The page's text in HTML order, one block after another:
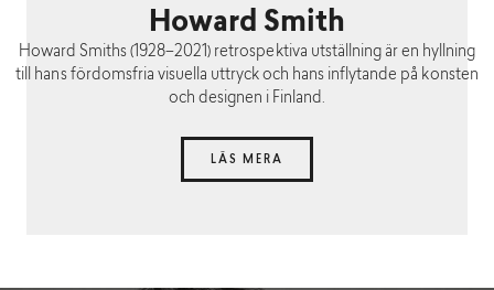
Howard Smith
Howard Smiths (1928–2021) retrospektiva utställning är en hyllning
till hans fördomsfria visuella uttryck och hans inflytande på konsten
och designen i Finland.
LÄS MERA